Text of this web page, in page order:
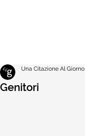
Genitori
Una Citazione Al Giorno